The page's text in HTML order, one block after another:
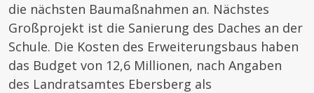
die nächsten Baumaßnahmen an. Nächstes
Großprojekt ist die Sanierung des Daches an der
Schule. Die Kosten des Erweiterungsbaus haben
das Budget von 12,6 Millionen, nach Angaben
des Landratsamtes Ebersberg als